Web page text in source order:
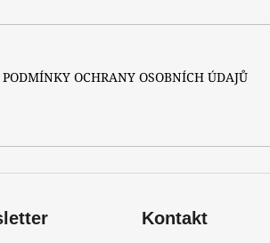
PODMÍNKY OCHRANY OSOBNÍCH ÚDAJŮ
Kontakt